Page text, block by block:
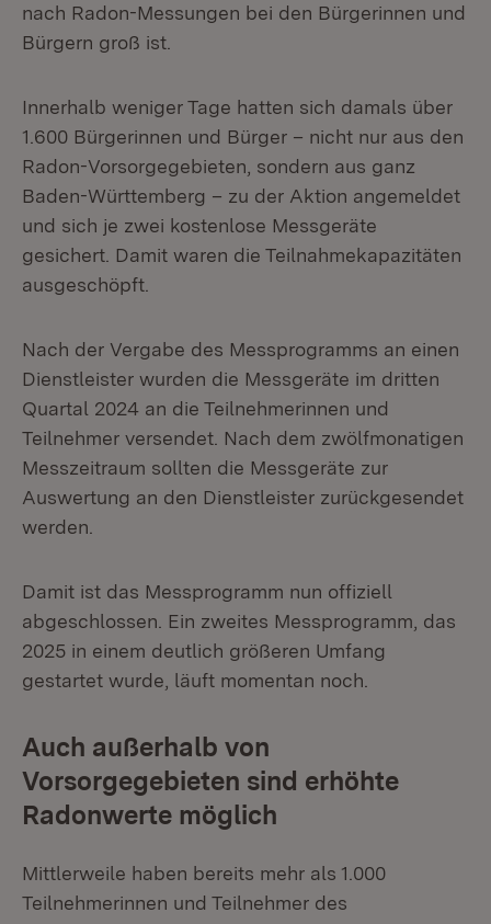
nach Radon-Messungen bei den Bürgerinnen und
Bürgern groß ist.
Innerhalb weniger Tage hatten sich damals über
1.600 Bürgerinnen und Bürger – nicht nur aus den
Radon-Vorsorgegebieten, sondern aus ganz
Baden-Württemberg – zu der Aktion angemeldet
und sich je zwei kostenlose Messgeräte
gesichert. Damit waren die Teilnahmekapazitäten
ausgeschöpft.
Nach der Vergabe des Messprogramms an einen
Dienstleister wurden die Messgeräte im dritten
Quartal 2024 an die Teilnehmerinnen und
Teilnehmer versendet. Nach dem zwölfmonatigen
Messzeitraum sollten die Messgeräte zur
Auswertung an den Dienstleister zurückgesendet
werden.
Damit ist das Messprogramm nun offiziell
abgeschlossen. Ein zweites Messprogramm, das
2025 in einem deutlich größeren Umfang
gestartet wurde, läuft momentan noch.
Auch außerhalb von
Vorsorgegebieten sind erhöhte
Radonwerte möglich
Mittlerweile haben bereits mehr als 1.000
Teilnehmerinnen und Teilnehmer des